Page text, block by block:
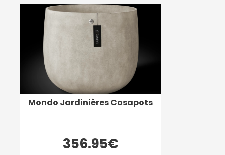
Mondo Jardinières Cosapots
356.95€